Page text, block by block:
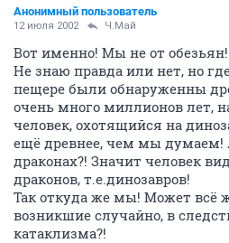
Анонимный пользователь
12 июля 2002 Ч.Май
Вот именно! Мы не от обезьян!
Не знаю правда или нет, но
пещере были обнаруженны
очень много миллионов лет,
человек, охотящийся на
ещё древнее, чем мы думаем!
драконах?! Значит человек
драконов, т.е.динозавров!
Так откуда же мы! Может всё
возникшие случайно, в
катаклизма?!